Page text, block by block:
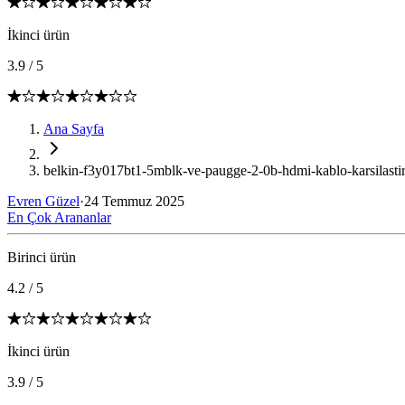
İkinci ürün
3.9 / 5
Ana Sayfa
belkin-f3y017bt1-5mblk-ve-paugge-2-0b-hdmi-kablo-
Evren Güzel·24 Temmuz 2025
En Çok Arananlar
Birinci ürün
4.2 / 5
İkinci ürün
3.9 / 5